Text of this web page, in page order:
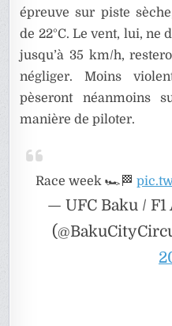
épreuve sur piste
de 22°C. Le vent, lui, ne
jusqu’à 35 km/h,
négliger. Moins
pèseront néanmoins
manière de piloter.
Race week 🏎️🏁
— UFC Baku /